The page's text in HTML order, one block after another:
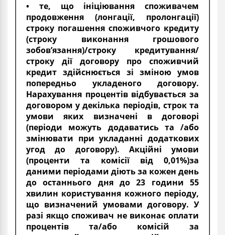
• те, що ініціювання споживачем
продовження (лонгації, пролонгації)
строку погашення споживчого кредиту
(строку виконання грошового
зобов’язання)/строку кредитування/
строку дії договору про споживчий
кредит здійснюється зі зміною умов
попередньо укладеного договору.
Нарахування процентів відбувається за
договором у декілька періодів, строк та
умови яких визначені в договорі
(періоди можуть додаватись та /або
змінювати при укладанні додаткових
угод до договору). Акційні умови
(проценти та комісії від 0,01%)за
даними періодами діють за кожен день
до останнього дня до 23 години 55
хвилин користування кожного періоду,
що визначений умовами договору. У
разі якщо споживач не виконає оплати
процентів та/або комісій за